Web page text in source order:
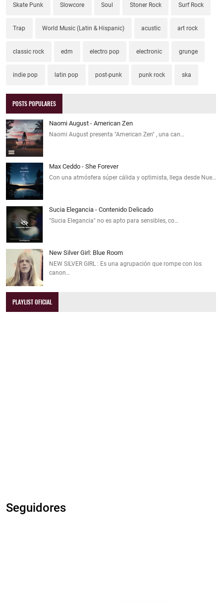
Skate Punk Slowcore Soul Stoner Rock Surf Rock
Trap World Music (Latin & Hispanic) acustic art rock
classic rock edm electro pop electronic grunge
indie pop latin pop post-punk punk rock ska
POSTS POPULARES
Naomi August - American Zen
Naomi August presenta "American Zen" , una can…
Max Ceddo - She Forever
Con una atmósfera súper cálida y optimista, llega desde Nue…
Sucia Elegancia - Contenido Delicado
"Sucia Elegancia" no es apto para sensibles, co…
New Silver Girl: Blue Room
NEW SILVER GIRL : Es una agrupación que rompe con los
canon…
PLAYLIST OFICIAL
Seguidores